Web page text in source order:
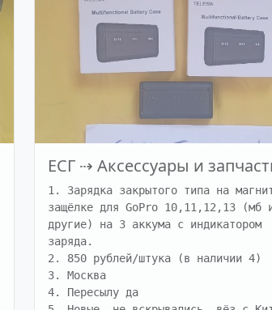
ЕСГ ⇢ Аксессуары и
1. Зарядка закрытого типа на
защёлке для GoPro 10,11,12,13 (мб
другие) на 3 аккума с индикатором
заряда.
2. 850 рублей/штука (в наличии 4)
3. Москва
4. Пересылу да